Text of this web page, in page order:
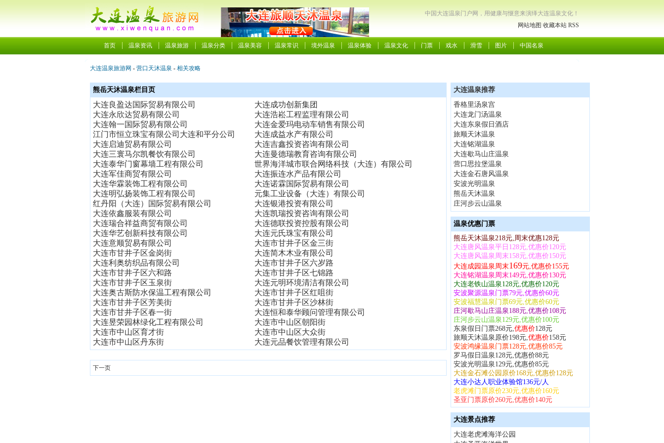
中国大连温泉门户网，用健康与惬意来演绎大连温泉文化！
网站地图 收藏本站 RSS
首页 温泉资讯 温泉旅游 温泉分类 温泉美容 温泉常识 境外温泉 温泉体验 温泉文化 门票 戏水 滑雪 图片 中国名泉
大连温泉旅游网 - 营口天沐温泉 - 相关攻略
熊岳天沐温泉栏目页
大连良盈达国际贸易有限公司
大连成功创新集团
大连永欣达贸易有限公司
大连浩崧工程监理有限公司
大连翰一国际贸易有限公司
大连金爱玛电动车销售有限公司
江门市恒立珠宝有限公司大连和平分公司
大连成益水产有限公司
大连启迪贸易有限公司
大连吉鑫投资咨询有限公司
大连三寰马尔凯餐饮有限公司
大连曼德瑞教育咨询有限公司
大连泰华门窗幕墙工程有限公司
世界海洋城市联合网络科技（大连）有限公司
大连军佳商贸有限公司
大连振连水产品有限公司
大连华霖装饰工程有限公司
大连诺霖国际贸易有限公司
大连明弘扬装饰工程有限公司
元集工业设备（大连）有限公司
红丹阳（大连）国际贸易有限公司
大连银港投资有限公司
大连依鑫服装有限公司
大连凯瑞投资咨询有限公司
大连瑞合祥益商贸有限公司
大连德联投资控股有限公司
大连华艺创新科技有限公司
大连元氏珠宝有限公司
大连意顺贸易有限公司
大连市甘井子区金三街
大连市甘井子区金岗街
大连简木木业有限公司
大连利奥纺织品有限公司
大连市甘井子区六岁路
大连市甘井子区六和路
大连市甘井子区七锦路
大连市甘井子区玉泉街
大连元明环境清洁有限公司
大连奥古斯防水保温工程有限公司
大连市甘井子区红咀街
大连市甘井子区芳美街
大连市甘井子区沙林街
大连市甘井子区春一街
大连恒和泰华顾问管理有限公司
大连昱荣园林绿化工程有限公司
大连市中山区朝阳街
大连市中山区育才街
大连市中山区大众街
大连市中山区丹东街
大连元品餐饮管理有限公司
下一页
大连温泉推荐
香格里汤泉宫
大连龙门汤温泉
大连东泉假日酒店
旅顺天沐温泉
大连铭湖温泉
大连歇马山庄温泉
营口思拉堡温泉
大连金石唐风温泉
安波光明温泉
熊岳天沐温泉
庄河步云山温泉
温泉优惠门票
熊岳天沐温泉218元,周末优惠128元
大连唐风温泉平日128元,优惠价120元
大连唐风温泉周末158元,优惠价150元
大连成园温泉周末169元,优惠价155元
大连铭湖温泉周末149元,优惠价130元
大连老铁山温泉128元,优惠价120元
安波聚源温泉门票79元,优惠价60元
安波福慧温泉门票69元,优惠价60元
庄河歇马山庄温泉188元,优惠价108元
庄河步云山温泉129元,优惠价100元
东泉假日门票268元,优惠价128元
旅顺天沐温泉原价198元,优惠价158元
安波鸿缘温泉门票128元,优惠价85元
罗马假日温泉128元,优惠价88元
安波光明温泉129元,优惠价85元
大连金石滩公园原价168元,优惠价128元
大连小达人职业体验馆136元/人
老虎滩门票原价230元,优惠价160元
圣亚门票原价260元,优惠价140元
大连景点推荐
大连老虎滩海洋公园